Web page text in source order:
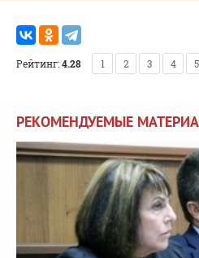
Рейтинг:4.28 1 2 3 4 5
РЕКОМЕНДУЕМЫЕ